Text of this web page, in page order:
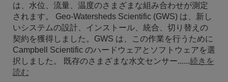
は、水位、流量、温度のさまざまな組み合わせが測定
されます。 Geo-Watersheds Scientific (GWS) は、新し
いシステムの設計、インストール、統合、切り替えの
契約を獲得しました。GWS は、この作業を行うために
Campbell Scientific のハードウェアとソフトウェアを選
択しました。 既存のさまざまな水文センサー......続きを
読む